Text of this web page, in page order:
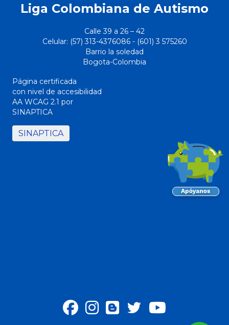
Liga Colombiana de Autismo
Calle 39 a 26 – 42
Celular: (57) 313-4376086 - (601)3 575260
Barrio la soledad
Bogota-Colombia
Página certificada
con nivel de accesibilidad
AA WCAG 2.1 por
SINAPTICA
SINAPTICA
FacebookInstagram
Blog twiter Youtube